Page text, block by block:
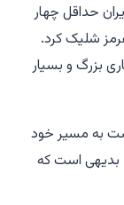
حداقل چهار
شلیک کرد.
بزرگ و بسیار
به مسیر خود
بدیهی است که